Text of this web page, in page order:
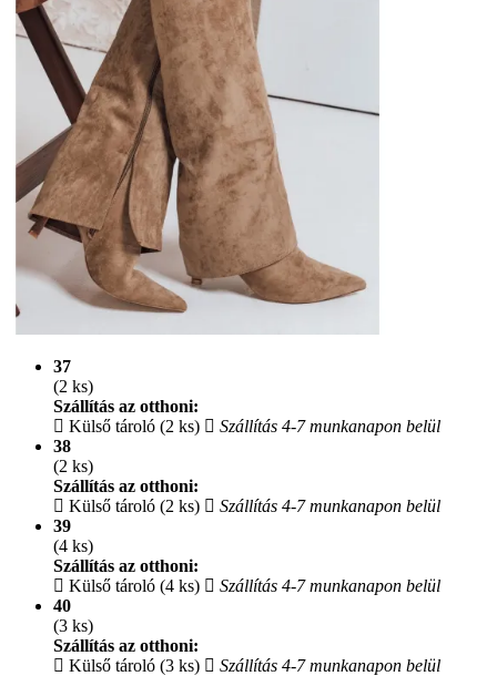
37
(2 ks)
Szállítás az otthoni:
Külső tároló (2 ks)
Szállítás 4-7 munkanapon belül
38
(2 ks)
Szállítás az otthoni:
Külső tároló (2 ks)
Szállítás 4-7 munkanapon belül
39
(4 ks)
Szállítás az otthoni:
Külső tároló (4 ks)
Szállítás 4-7 munkanapon belül
40
(3 ks)
Szállítás az otthoni:
Külső tároló (3 ks)
Szállítás 4-7 munkanapon belül